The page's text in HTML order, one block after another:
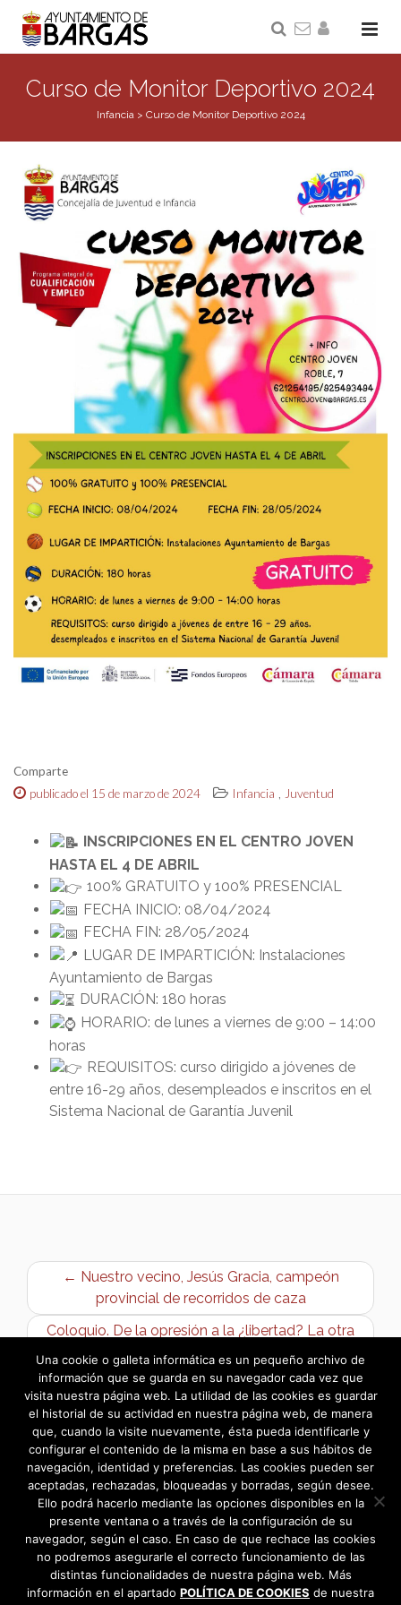
Curso de Monitor Deportivo 2024
Infancia> Curso de Monitor Deportivo 2024
Comparte
publicado el 15 de marzo de 2024
Infancia , Juventud
INSCRIPCIONES EN EL CENTRO JOVEN
HASTA EL 4 DE ABRIL
100% GRATUITO y 100% PRESENCIAL
FECHA INICIO: 08/04/2024
FECHA FIN: 28/05/2024
LUGAR DE IMPARTICIÓN: Instalaciones
Ayuntamiento de Bargas
DURACIÓN: 180 horas
HORARIO: de lunes a viernes de 9:00 – 14:00
horas
REQUISITOS: curso dirigido a jóvenes de
entre 16-29 años, desempleados e inscritos en el
Sistema Nacional de Garantía Juvenil
← Nuestro vecino, Jesús Gracia, campeón
provincial de recorridos de caza
Coloquio. De la opresión a la ¿libertad? La otra
cara del vestido femenino →
Una cookie o galleta informática es un pequeño archivo de
información que se guarda en su navegador cada vez que
visita nuestra página web. La utilidad de las cookies es guardar
el historial de su actividad en nuestra página web, de manera
que, cuando la visite nuevamente, ésta pueda identificarle y
configurar el contenido de la misma en base a sus hábitos de
navegación, identidad y preferencias. Las cookies pueden ser
aceptadas, rechazadas, bloqueadas y borradas, según desee.
Ello podrá hacerlo mediante las opciones disponibles en la
presente ventana o a través de la configuración de su
navegador, según el caso. En caso de que rechace las cookies
no podremos asegurarle el correcto funcionamiento de las
distintas funcionalidades de nuestra página web. Más
información en el apartado POLÍTICA DE COOKIES de nuestra